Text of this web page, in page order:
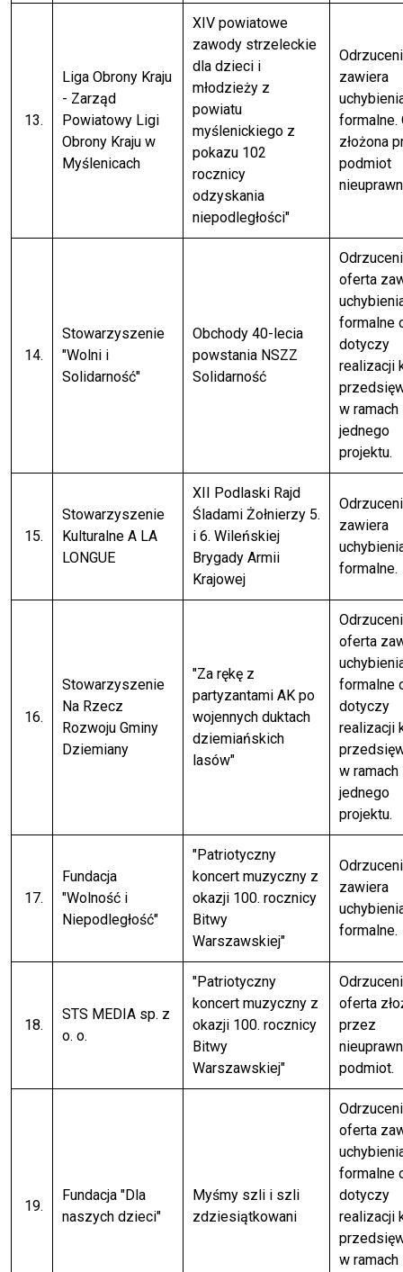
13.
Liga Obrony Kraju
- Zarząd
Powiatowy Ligi
Obrony Kraju w
Myślenicach
XIV powiatowe
zawody strzeleckie
dla dzieci i
młodzieży z
powiatu
myślenickiego z
pokazu 102
rocznicy
odzyskania
niepodległości"
zawiera
formalne.
złożona
podmiot
14.
Stowarzyszenie
"Wolni i
Solidarność"
Obchody 40-lecia
powstania NSZZ
Solidarność
oferta
formalne
dotyczy
realizacji
w ramach
jednego
projektu.
15.
Stowarzyszenie
Kulturalne A LA
LONGUE
XII Podlaski Rajd
Śladami Żołnierzy 5.
i 6. Wileńskiej
Brygady Armii
Krajowej
zawiera
formalne.
16.
Stowarzyszenie
Na Rzecz
Rozwoju Gminy
Dziemiany
"Za rękę z
partyzantami AK po
wojennych duktach
dziemiańskich
lasów"
oferta
formalne
dotyczy
realizacji
w ramach
jednego
projektu.
17.
Fundacja
"Wolność i
Niepodległość"
"Patriotyczny
koncert muzyczny z
okazji 100. rocznicy
Bitwy
Warszawskiej"
zawiera
formalne.
18.
STS MEDIA sp. z
o. o.
"Patriotyczny
koncert muzyczny z
okazji 100. rocznicy
Bitwy
Warszawskiej"
oferta
przez
podmiot.
19.
Fundacja "Dla
naszych dzieci"
Myśmy szli i szli
zdziesiątkowani
oferta
formalne
dotyczy
realizacji
w ramach